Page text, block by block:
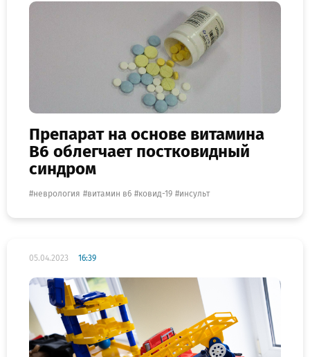
Препарат на основе витамина
В6 облегчает постковидный
синдром
неврология витамин в6 ковид-19 инсульт
05.04.2023 16:39